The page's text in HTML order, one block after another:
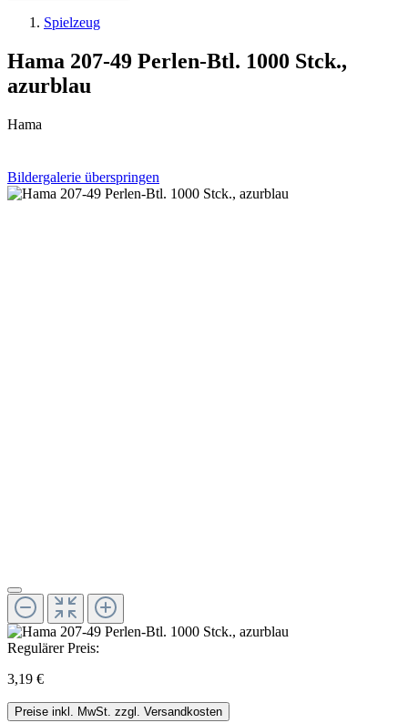
Spielzeug
Hama 207-49 Perlen-Btl. 1000 Stck.,
azurblau
Hama
Bildergalerie überspringen
Regulärer Preis:
3,19 €
Preise inkl. MwSt. zzgl. Versandkosten